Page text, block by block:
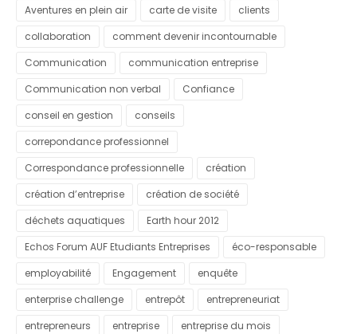
Aventures en plein air
carte de visite
clients
collaboration
comment devenir incontournable
Communication
communication entreprise
Communication non verbal
Confiance
conseil en gestion
conseils
correpondance professionnel
Correspondance professionnelle
création
création d’entreprise
création de société
déchets aquatiques
Earth hour 2012
Echos Forum AUF Etudiants Entreprises
éco-responsable
employabilité
Engagement
enquête
enterprise challenge
entrepôt
entrepreneuriat
entrepreneurs
entreprise
entreprise du mois